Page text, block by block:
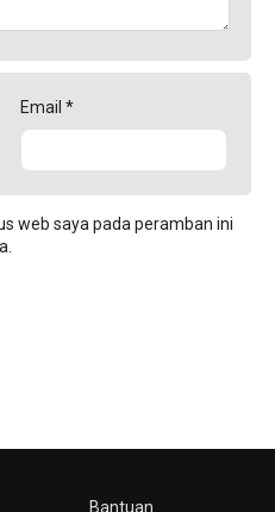
Email *
web saya pada peramban ini
Bantuan